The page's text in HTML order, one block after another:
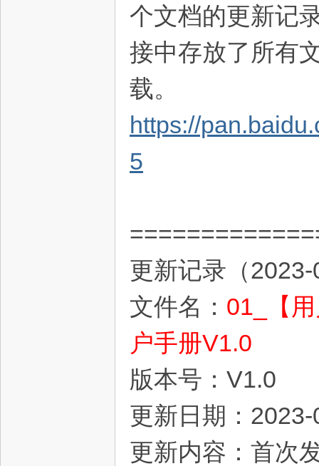
个文档的更新记
接中存放了所有
载。
https://
5
更新记录（
文件名： 01_【
户手册V1.0
版本号：V1.0
更新日期：
更新内容：首次